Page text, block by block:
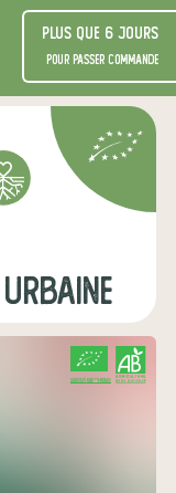
Plus que 6 jours
pour passer commande
CERTIFIÉ PAR FR-BIO-01
AGRICULTURE FRANCE